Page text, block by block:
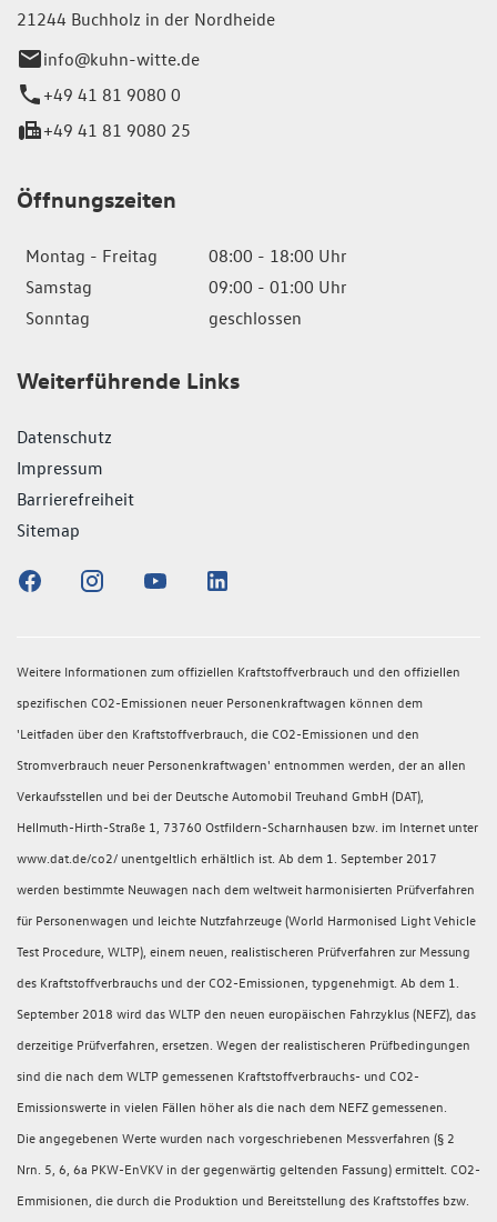
21244 Buchholz in der Nordheide
info@kuhn-witte.de
+49 41 81 9080 0
+49 41 81 9080 25
Öffnungszeiten
Montag - Freitag
08:00 - 18:00 Uhr
Samstag
09:00 - 01:00 Uhr
Sonntag
geschlossen
Weiterführende Links
Datenschutz
Impressum
Barrierefreiheit
Sitemap
Weitere Informationen zum offiziellen Kraftstoffverbrauch und den offiziellen
spezifischen CO2-Emissionen neuer Personenkraftwagen können dem
'Leitfaden über den Kraftstoffverbrauch, die CO2-Emissionen und den
Stromverbrauch neuer Personenkraftwagen' entnommen werden, der an allen
Verkaufsstellen und bei der Deutsche Automobil Treuhand GmbH (DAT),
Hellmuth-Hirth-Straße 1, 73760 Ostfildern-Scharnhausen bzw. im Internet unter
www.dat.de/co2/ unentgeltlich erhältlich ist. Ab dem 1. September 2017
werden bestimmte Neuwagen nach dem weltweit harmonisierten Prüfverfahren
für Personenwagen und leichte Nutzfahrzeuge (World Harmonised Light Vehicle
Test Procedure, WLTP), einem neuen, realistischeren Prüfverfahren zur Messung
des Kraftstoffverbrauchs und der CO2-Emissionen, typgenehmigt. Ab dem 1.
September 2018 wird das WLTP den neuen europäischen Fahrzyklus (NEFZ), das
derzeitige Prüfverfahren, ersetzen. Wegen der realistischeren Prüfbedingungen
sind die nach dem WLTP gemessenen Kraftstoffverbrauchs- und CO2-
Emissionswerte in vielen Fällen höher als die nach dem NEFZ gemessenen.
Die angegebenen Werte wurden nach vorgeschriebenen Messverfahren (§ 2
Nrn. 5, 6, 6a PKW-EnVKV in der gegenwärtig geltenden Fassung) ermittelt. CO2-
Emmisionen, die durch die Produktion und Bereitstellung des Kraftstoffes bzw.